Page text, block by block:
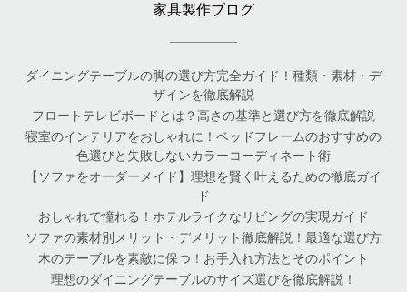
家具製作ブログ
ダイニングテーブルの脚の選び方完全ガイド！種類・素材・デ
ザインを徹底解説
フロートテレビボードとは？高さの基準と選び方を徹底解説
寝室のインテリアをおしゃれに！ベッドフレームのおすすめの
色選びと失敗しないカラーコーディネート術
【ソファをオーダーメイド】理想を賢く叶えるための徹底ガイ
ド
おしゃれで憧れる！ホテルライクなリビングの実現ガイド
ソファの素材別メリット・デメリット徹底解説！最適な選び方
木のテーブルを素敵に保つ！お手入れ方法とそのポイント
理想のダイニングテーブルのサイズ選びを徹底解説！